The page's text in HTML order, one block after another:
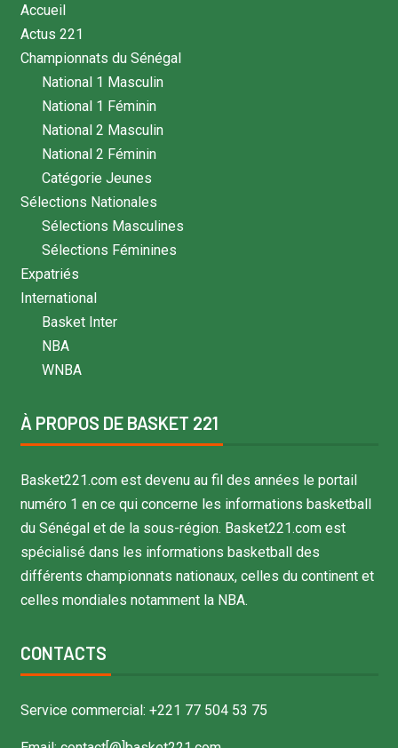
Accueil
Actus 221
Championnats du Sénégal
National 1 Masculin
National 1 Féminin
National 2 Masculin
National 2 Féminin
Catégorie Jeunes
Sélections Nationales
Sélections Masculines
Sélections Féminines
Expatriés
International
Basket Inter
NBA
WNBA
À PROPOS DE BASKET 221
Basket221.com est devenu au fil des années le portail
numéro 1 en ce qui concerne les informations basketball
du Sénégal et de la sous-région. Basket221.com est
spécialisé dans les informations basketball des
différents championnats nationaux, celles du continent et
celles mondiales notamment la NBA.
CONTACTS
Service commercial: +221 77 504 53 75